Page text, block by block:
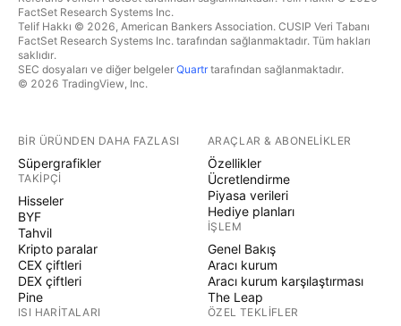
FactSet Research Systems Inc.
Telif Hakkı © 2026, American Bankers Association. CUSIP Veri Tabanı
FactSet Research Systems Inc. tarafından sağlanmaktadır. Tüm hakları
saklıdır.
SEC dosyaları ve diğer belgeler Quartrtarafından sağlanmaktadır.
© 2026 TradingView, Inc.
BIR ÜRÜNDEN DAHA FAZLASI
Süpergrafikler
TAKIPÇI
Hisseler
BYF
Tahvil
Kripto paralar
CEX çiftleri
DEX çiftleri
Pine
ISI HARITALARI
ARAÇLAR & ABONELIKLER
Özellikler
Ücretlendirme
Piyasa verileri
Hediye planları
İŞLEM
Genel Bakış
Aracı kurum
Aracı kurum karşılaştırması
The Leap
ÖZEL TEKLIFLER